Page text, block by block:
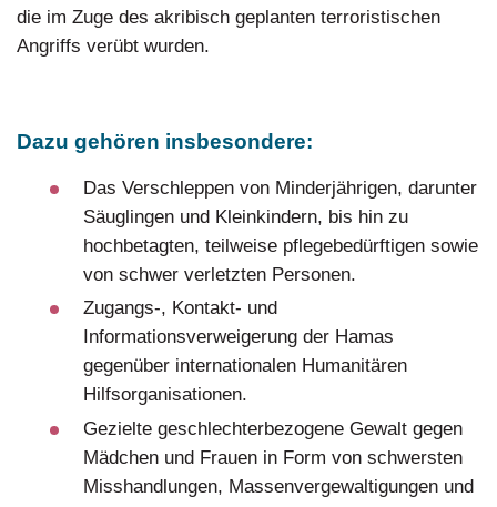
die im Zuge des akribisch geplanten terroristischen
Angriffs verübt wurden.
Dazu gehören insbesondere:
Das Verschleppen von Minderjährigen, darunter
Säuglingen und Kleinkindern, bis hin zu
hochbetagten, teilweise pflegebedürftigen sowie
von schwer verletzten Personen.
Zugangs-, Kontakt- und
Informationsverweigerung der Hamas
gegenüber internationalen Humanitären
Hilfsorganisationen.
Gezielte geschlechterbezogene Gewalt gegen
Mädchen und Frauen in Form von schwersten
Misshandlungen, Massenvergewaltigungen und